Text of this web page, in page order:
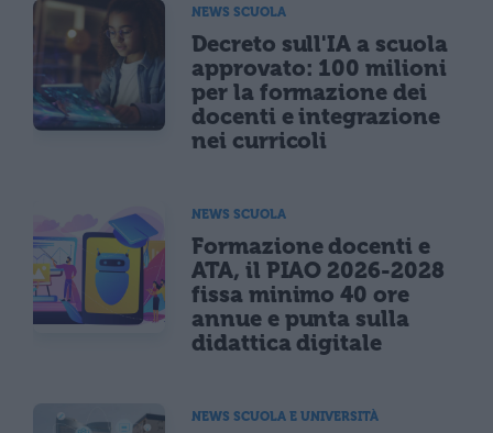
NEWS SCUOLA
Decreto sull'IA a scuola
approvato: 100 milioni
per la formazione dei
docenti e integrazione
nei curricoli
NEWS SCUOLA
Formazione docenti e
ATA, il PIAO 2026-2028
fissa minimo 40 ore
annue e punta sulla
didattica digitale
NEWS SCUOLA E UNIVERSITÀ